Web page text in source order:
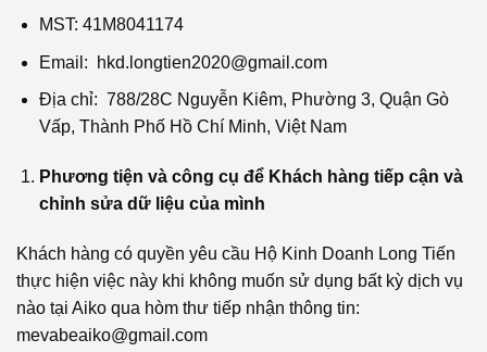
MST: 41M8041174
Email: hkd.longtien2020@gmail.com
Địa chỉ: 788/28C Nguyễn Kiêm, Phường 3, Quận Gò
Vấp, Thành Phố Hồ Chí Minh, Việt Nam
Phương tiện và công cụ để Khách hàng tiếp cận và
chỉnh sửa dữ liệu của mình
Khách hàng có quyền yêu cầu Hộ Kinh Doanh Long Tiến
thực hiện việc này khi không muốn sử dụng bất kỳ dịch vụ
nào tại Aiko qua hòm thư tiếp nhận thông tin:
mevabeaiko@gmail.com